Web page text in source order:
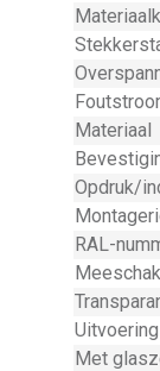
Materiaal
Opdruk/
RAL-
Met